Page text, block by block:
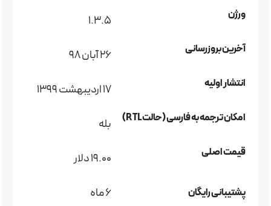
ورژن 1.3.5
آخرین بروزرسانی ۲۶ آبان ۹۸
انتشار اولیه 17 اردیبهشت 1399
امکان ترجمه به فارسی (حالت RTL) بله
قیمت اصلی 19.00 دلار
پشتیبانی رایگان 6 ماه